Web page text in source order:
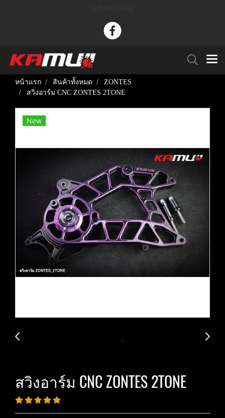
หน้าแรก สินค้าทั้งหมด
ZONTES
สวิงอาร์ม CNC ZONTES 2TONE
New
สวิงอาร์ม CNC ZONTES 2TONE